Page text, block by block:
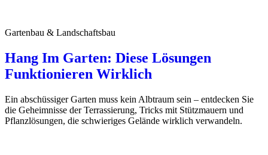
Gartenbau & Landschaftsbau
Hang Im Garten: Diese Lösungen
Funktionieren Wirklich
Ein abschüssiger Garten muss kein Albtraum sein – entdecken Sie
die Geheimnisse der Terrassierung, Tricks mit Stützmauern und
Pflanzlösungen, die schwieriges Gelände wirklich verwandeln.